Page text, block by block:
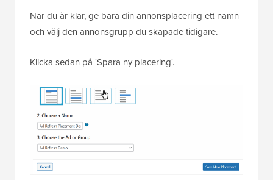
När du är klar, ge bara din annonsplacering ett namn
och välj den annonsgrupp du skapade tidigare.
Klicka sedan på 'Spara ny placering'.